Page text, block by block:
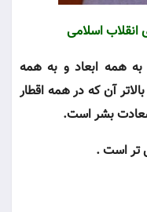
انقلاب اسلامی
همه ابعاد و به همه
آن كه در همه اقطار
سعادت بشر است.
تر است .